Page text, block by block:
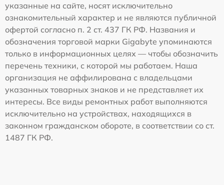
указанные на сайте, носят исключительно
ознакомительный характер и не являются публичной
офертой согласно п. 2 ст. 437 ГК РФ. Названия и
обозначения торговой марки Gigabyte упоминаются
только в информационных целях — чтобы обозначить
перечень техники, с которой мы работаем. Наша
организация не аффилирована с владельцами
указанных товарных знаков и не представляет их
интересы. Все виды ремонтных работ выполняются
исключительно на устройствах, находящихся в
законном гражданском обороте, в соответствии со ст.
1487 ГК РФ.